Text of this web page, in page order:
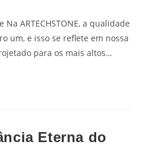
Na ARTECHSTONE, a qualidade
um, e isso se reflete em nossa
para os mais altos…
Eterna do